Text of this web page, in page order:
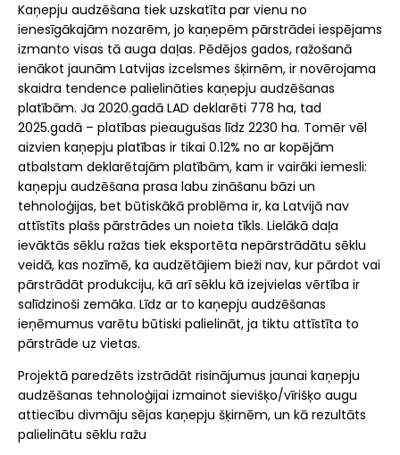
Kaņepju audzēšana tiek uzskatīta par vienu no
ienesīgākajām nozarēm, jo kaņepēm pārstrādei iespējams
izmanto visas tā auga daļas. Pēdējos gados, ražošanā
ienākot jaunām Latvijas izcelsmes šķirnēm, ir novērojama
skaidra tendence palielināties kaņepju audzēšanas
platībām. Ja 2020.gadā LAD deklarēti 778 ha, tad
2025.gadā – platības pieaugušas līdz 2230 ha. Tomēr vēl
aizvien kaņepju platības ir tikai 0.12% no ar kopējām
atbalstam deklarētajām platībām, kam ir vairāki iemesli:
kaņepju audzēšana prasa labu zināšanu bāzi un
tehnoloģijas, bet būtiskākā problēma ir, ka Latvijā nav
attīstīts plašs pārstrādes un noieta tīkls. Lielākā daļa
ievāktās sēklu ražas tiek eksportēta nepārstrādātu sēklu
veidā, kas nozīmē, ka audzētājiem bieži nav, kur pārdot vai
pārstrādāt produkciju, kā arī sēklu kā izejvielas vērtība ir
salīdzinoši zemāka. Līdz ar to kaņepju audzēšanas
ieņēmumus varētu būtiski palielināt, ja tiktu attīstīta to
pārstrāde uz vietas.
Projektā paredzēts izstrādāt risinājumus jaunai kaņepju
audzēšanas tehnoloģijai izmainot sievišķo/vīrišķo augu
attiecību divmāju sējas kaņepju šķirnēm, un kā rezultāts
palielinātu sēklu ražu